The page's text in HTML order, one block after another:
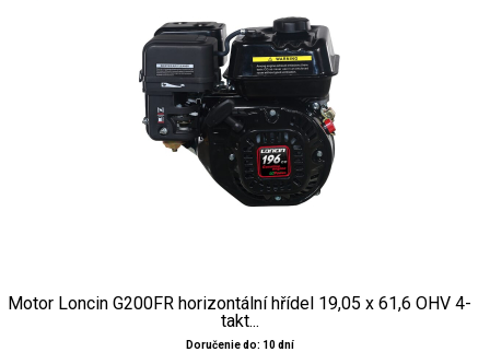
Motor Loncin G200FR horizontální hřídel 19,05 x 61,6 OHV 4-
takt...
Doručenie do: 10 dní